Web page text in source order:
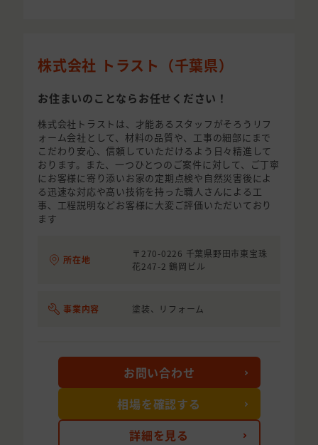
株式会社 トラスト（千葉県）
お住まいのことならお任せください！
株式会社トラストは、才能あるスタッフがそろうリフ
ォーム会社として、材料の品質や、工事の細部にまで
こだわり安心、信頼していただけるよう日々精進して
おります。また、一つひとつのご案件に対して、ご丁寧
にお客様に寄り添いお家の定期点検や自然災害後によ
る迅速な対応や高い技術を持った職人さんによる工
事、工程説明などお客様に大変ご評価いただいており
ます
所在地
〒270-0226 千葉県野田市東宝珠
花247-2 鶴岡ビル
事業内容 塗装、リフォーム
詳細を見る
お問い合わせ
相場を確認する